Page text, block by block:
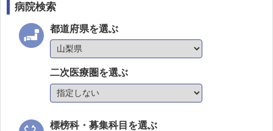
病院検索
都道府県を選ぶ
二次医療圏を選ぶ
標榜科・募集科目を選ぶ